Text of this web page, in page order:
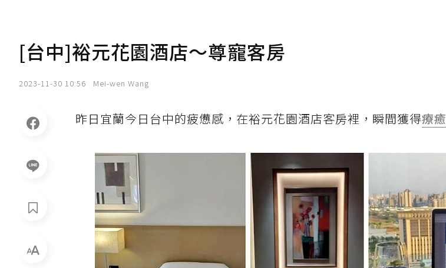
[台中]裕元花園酒店～尊寵客房
2023-11-30 10:56 Mei-wen Wang
昨日宜蘭今日台中的疲憊感，在裕元花園酒店客房裡，瞬間獲得療癒